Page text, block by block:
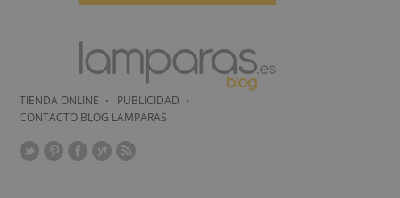
TIENDA ONLINE
PUBLICIDAD
CONTACTO BLOG LAMPARAS